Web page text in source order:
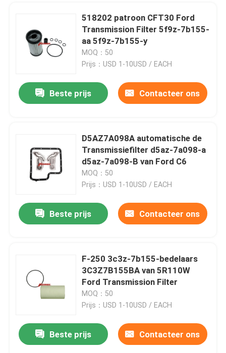
518202 patroon CFT30 Ford
Transmission Filter 5f9z-7b155-
aa 5f9z-7b155-y
MOQ：50
Prijs：USD 1-10USD / EACH
Beste prijs Contacteer ons
D5AZ7A098A automatische de
Transmissiefilter d5az-7a098-a
d5az-7a098-B van Ford C6
MOQ：50
Prijs：USD 1-10USD / EACH
Beste prijs Contacteer ons
F-250 3c3z-7b155-bedelaars
3C3Z7B155BA van 5R110W
Ford Transmission Filter
MOQ：50
Prijs：USD 1-10USD / EACH
Beste prijs Contacteer ons